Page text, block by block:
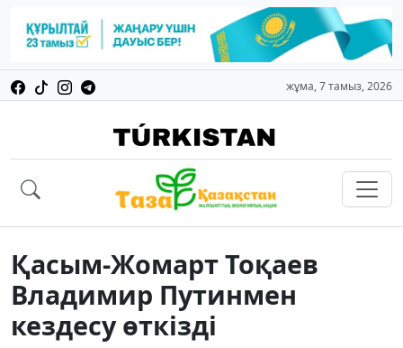
жұма, 7 тамыз, 2026
Қасым-Жомарт Тоқаев
Владимир Путинмен
кездесу өткізді